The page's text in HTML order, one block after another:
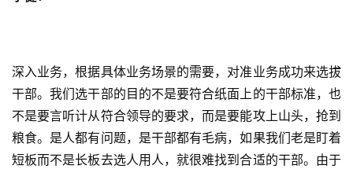
首
页
深入业务，根据具体业务场景的需要，对准业务成功来选拔
干部。我们选干部的目的不是要符合纸面上的干部标准，也
不是要言听计从符合领导的要求，而是要能攻上山头，抢到
粮食。是人都有问题，是干部都有毛病，如果我们老是盯着
短板而不是长板去选人用人，就很难找到合适的干部。由于